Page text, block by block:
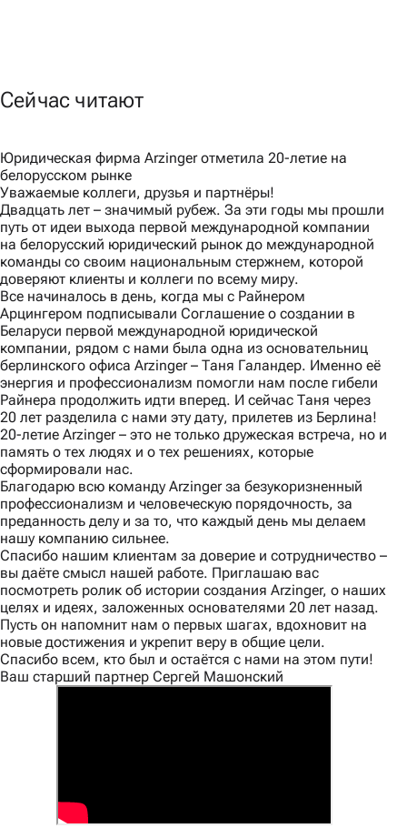
Сейчас читают
Юридическая фирма Arzinger отметила 20-летие на
белорусском рынке
Уважаемые коллеги, друзья и партнёры!
Двадцать лет – значимый рубеж. За эти годы мы прошли
путь от идеи выхода первой международной компании
на белорусский юридический рынок до международной
команды со своим национальным стержнем, которой
доверяют клиенты и коллеги по всему миру.
Все начиналось в день, когда мы с Райнером
Арцингером подписывали Соглашение о создании в
Беларуси первой международной юридической
компании, рядом с нами была одна из основательниц
берлинского офиса Arzinger – Таня Галандер. Именно её
энергия и профессионализм помогли нам после гибели
Райнера продолжить идти вперед. И сейчас Таня через
20 лет разделила с нами эту дату, прилетев из Берлина!
20-летие Arzinger – это не только дружеская встреча, но и
память о тех людях и о тех решениях, которые
сформировали нас.
Благодарю всю команду Arzinger за безукоризненный
профессионализм и человеческую порядочность, за
преданность делу и за то, что каждый день мы делаем
нашу компанию сильнее.
Спасибо нашим клиентам за доверие и сотрудничество –
вы даёте смысл нашей работе. Приглашаю вас
посмотреть ролик об истории создания Arzinger, о наших
целях и идеях, заложенных основателями 20 лет назад.
Пусть он напомнит нам о первых шагах, вдохновит на
новые достижения и укрепит веру в общие цели.
Спасибо всем, кто был и остаётся с нами на этом пути!
Ваш старший партнер Сергей Машонский